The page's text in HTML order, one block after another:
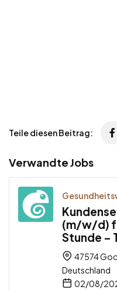
Teile diesen Beitrag:
Verwandte Jobs
(m/w/d)
Stunde –
47574
Deutschland
02/08/